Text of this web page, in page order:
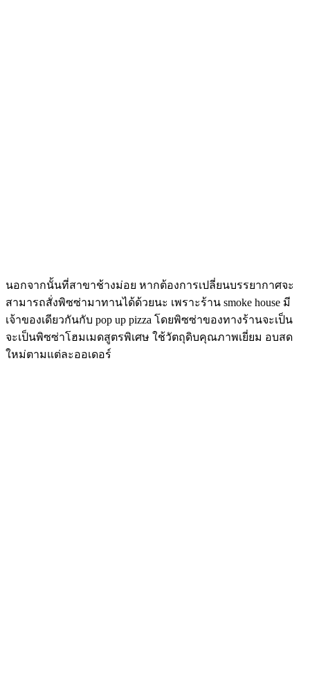
นอกจากนั้นที่สาขาช้างม่อย หากต้องการเปลี่ยนบรรยากาศจะ
สามารถสั่งพิซซ่ามาทานได้ด้วยนะ เพราะร้าน smoke house มี
เจ้าของเดียวกันกับ pop up pizza โดยพิซซ่าของทางร้านจะเป็น
จะเป็นพิซซ่าโฮมเมดสูตรพิเศษ ใช้วัตถุดิบคุณภาพเยี่ยม อบสด
ใหม่ตามแต่ละออเดอร์